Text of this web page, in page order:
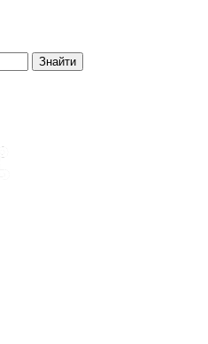
Знайти